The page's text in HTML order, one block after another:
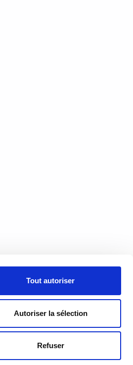
Tout autoriser
Autoriser la sélection
Refuser